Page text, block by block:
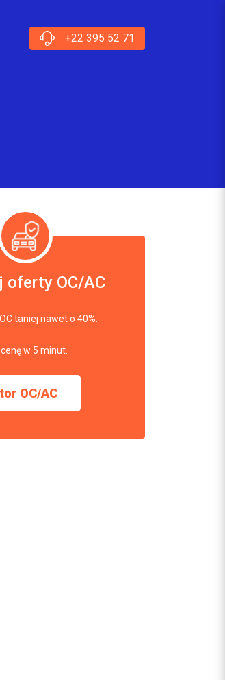
+22 395 52 71
oferty OC/AC
taniej nawet o 40%.
w 5 minut.
OC/AC